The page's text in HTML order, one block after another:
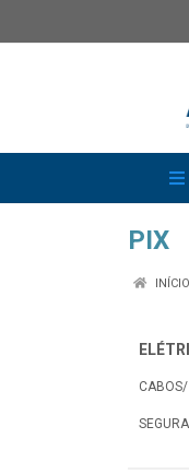
PIX
INÍCIO
CABOS/